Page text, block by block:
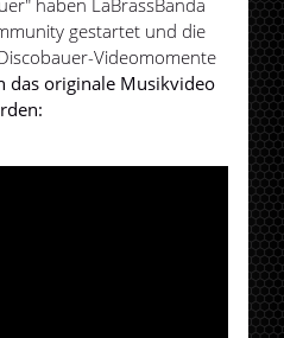
gestartet und die
Videomomente
das originale Musikvideo